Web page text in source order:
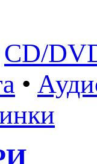
CD/
•